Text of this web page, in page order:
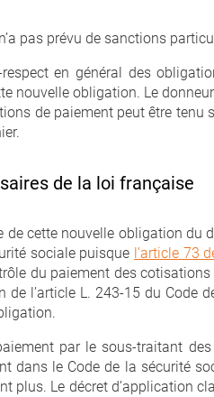
pas prévu de sanctions
en général des
nouvelle obligation. Le
de paiement peut être
de la loi française
cette nouvelle obligation du
sociale puisque l’article 73
du paiement des
de l’article L. 243-15 du Code
par le sous-traitant
dans le Code de la sécurité
plus. Le décret d’application